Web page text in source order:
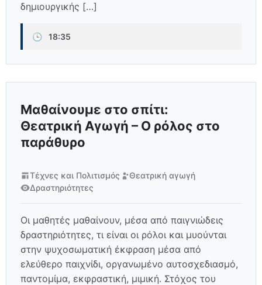
δημιουργικής […]
🕒 18:35
Μαθαίνουμε στο σπίτι:
Θεατρική Αγωγή – Ο ρόλος στο
παράθυρο
Τέχνες και Πολιτισμός
Θεατρική αγωγή
Δραστηριότητες
Οι μαθητές μαθαίνουν, μέσα από παιγνιώδεις
δραστηριότητες, τι είναι οι ρόλοι και μυούνται
στην ψυχοσωματική έκφραση μέσα από
ελεύθερο παιχνίδι, οργανωμένο αυτοσχεδιασμό,
παντομίμα, εκφραστική, μιμική. Στόχος του